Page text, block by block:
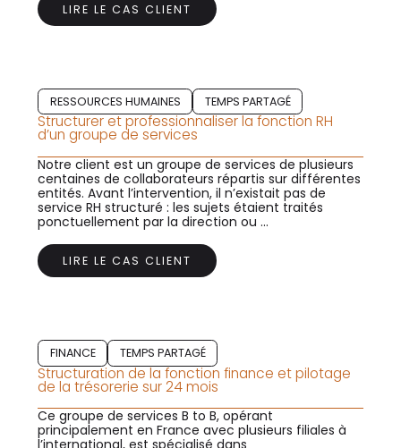
LIRE LE CAS CLIENT
RESSOURCES HUMAINES TEMPS PARTAGÉ
Structurer et professionnaliser la fonction RH
d’un groupe de services
Notre client est un groupe de services de plusieurs
centaines de collaborateurs répartis sur différentes
entités. Avant l’intervention, il n’existait pas de
service RH structuré : les sujets étaient traités
ponctuellement par la direction ou ...
LIRE LE CAS CLIENT
FINANCE TEMPS PARTAGÉ
Structuration de la fonction finance et pilotage
de la trésorerie sur 24 mois
Ce groupe de services B to B, opérant
principalement en France avec plusieurs filiales à
l’international, est spécialisé dans